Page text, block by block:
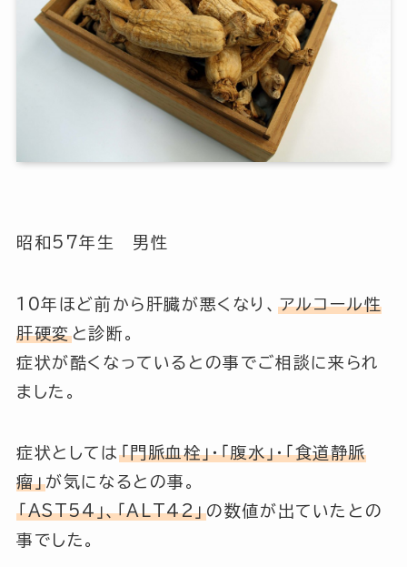
昭和57年生 男性
10年ほど前から肝臓が悪くなり、 アルコール性
肝硬変と診断。
症状が酷くなっているとの事でご相談に来られ
ました。
症状としては 「門脈血栓」・「腹水」・「食道静脈
瘤」が気になるとの事。
「AST54」、「ALT42」の数値が出ていたとの
事でした。